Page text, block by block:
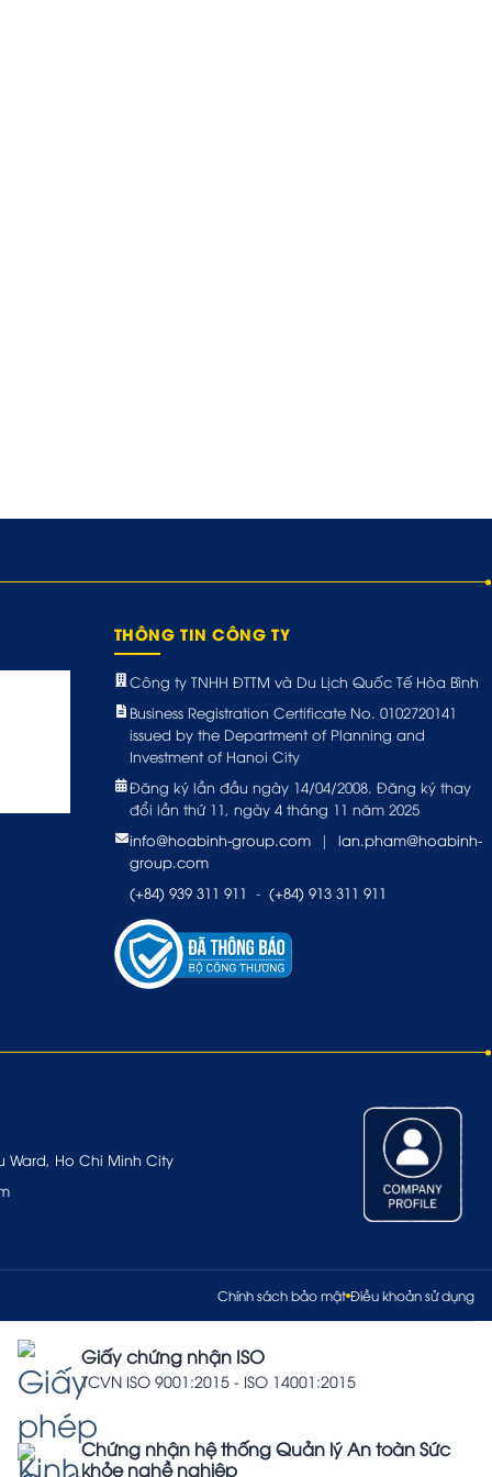
THÔNG TIN CÔNG TY
Công ty TNHH ĐTTM và Du Lịch Quốc Tế Hòa Bình
Business Registration Certificate No. 0102720141
issued by the Department of Planning and
Investment of Hanoi City
Đăng ký lần đầu ngày 14/04/2008. Đăng ký thay
đổi lần thứ 11, ngày 4 tháng 11 năm 2025
info@hoabinh-group.com
|
lan.pham@hoabinh-
group.com
(+84) 939 311 911 - (+84) 913 311 911
Ward, Ho Chi Minh City
Chính sách bảo mật Điều khoản sử dụng
Giấy chứng nhận ISO
TCVN ISO 9001:2015 - ISO 14001:2015
Chứng nhận hệ thống Quản lý An toàn Sức
khỏe nghề nghiệp